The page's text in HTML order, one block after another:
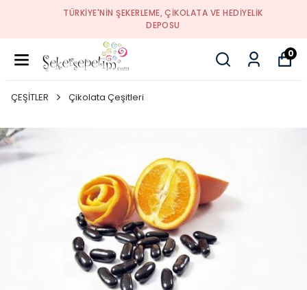
TÜRKIYE'NIN ŞEKERLEME, ÇIKOLATA VE HEDIYELIK
DEPOSU
0
ÇEŞİTLER Çikolata Çeşitleri